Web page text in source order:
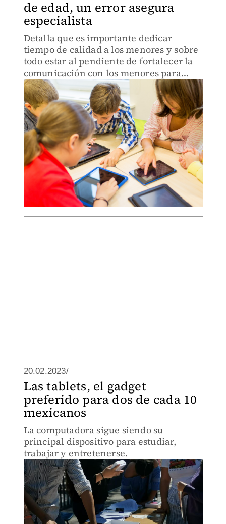
de edad, un error asegura
especialista
Detalla que es importante dedicar
tiempo de calidad a los menores y sobre
todo estar al pendiente de fortalecer la
comunicación con los menores para
poder comprender sus necesidades.
20.02.2023/
Las tablets, el gadget
preferido para dos de cada 10
mexicanos
La computadora sigue siendo su
principal dispositivo para estudiar,
trabajar y entretenerse.